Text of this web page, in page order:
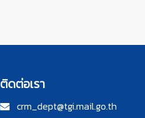
ติดต่อเรา
crm_dept@tgi.mail.go.th